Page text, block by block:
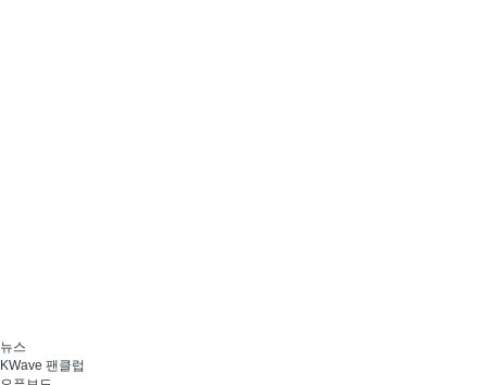
뉴스
KWave 팬클럽